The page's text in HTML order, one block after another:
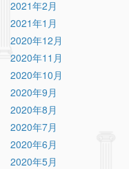
2021年2月
2021年1月
2020年12月
2020年11月
2020年10月
2020年9月
2020年8月
2020年7月
2020年6月
2020年5月